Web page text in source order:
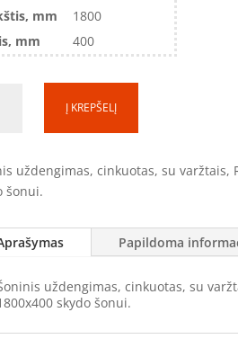
mm
1800
mm
400
Į KREPŠELĮ
uždengimas, cinkuotas, su varžtais,
šonui.
Papildoma
uždengimas, cinkuotas, su
skydo šonui.